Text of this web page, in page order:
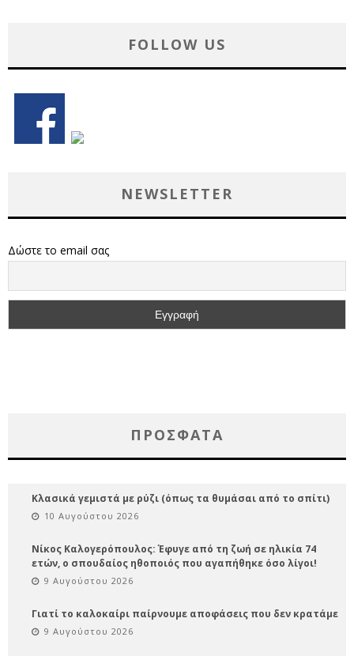
FOLLOW US
NEWSLETTER
Δώστε το email σας
ΠΡΌΣΦΑΤΑ
Κλασικά γεμιστά με ρύζι (όπως τα θυμάσαι από το σπίτι)
10 Αυγούστου 2026
Νίκος Καλογερόπουλος: Έφυγε από τη ζωή σε ηλικία 74
ετών, ο σπουδαίος ηθοποιός που αγαπήθηκε όσο λίγοι!
9 Αυγούστου 2026
Γιατί το καλοκαίρι παίρνουμε αποφάσεις που δεν κρατάμε
9 Αυγούστου 2026